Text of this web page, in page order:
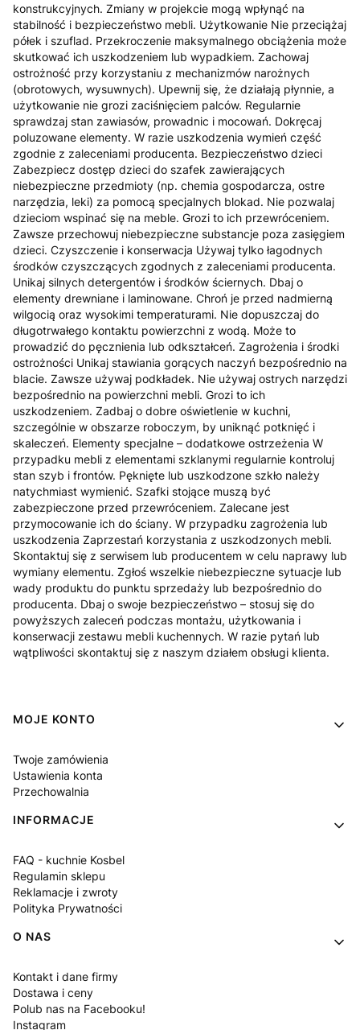
konstrukcyjnych. Zmiany w projekcie mogą wpłynąć na
stabilność i bezpieczeństwo mebli. Użytkowanie Nie przeciążaj
półek i szuflad. Przekroczenie maksymalnego obciążenia może
skutkować ich uszkodzeniem lub wypadkiem. Zachowaj
ostrożność przy korzystaniu z mechanizmów narożnych
(obrotowych, wysuwnych). Upewnij się, że działają płynnie, a
użytkowanie nie grozi zaciśnięciem palców. Regularnie
sprawdzaj stan zawiasów, prowadnic i mocowań. Dokręcaj
poluzowane elementy. W razie uszkodzenia wymień część
zgodnie z zaleceniami producenta. Bezpieczeństwo dzieci
Zabezpiecz dostęp dzieci do szafek zawierających
niebezpieczne przedmioty (np. chemia gospodarcza, ostre
narzędzia, leki) za pomocą specjalnych blokad. Nie pozwalaj
dzieciom wspinać się na meble. Grozi to ich przewróceniem.
Zawsze przechowuj niebezpieczne substancje poza zasięgiem
dzieci. Czyszczenie i konserwacja Używaj tylko łagodnych
środków czyszczących zgodnych z zaleceniami producenta.
Unikaj silnych detergentów i środków ściernych. Dbaj o
elementy drewniane i laminowane. Chroń je przed nadmierną
wilgocią oraz wysokimi temperaturami. Nie dopuszczaj do
długotrwałego kontaktu powierzchni z wodą. Może to
prowadzić do pęcznienia lub odkształceń. Zagrożenia i środki
ostrożności Unikaj stawiania gorących naczyń bezpośrednio na
blacie. Zawsze używaj podkładek. Nie używaj ostrych narzędzi
bezpośrednio na powierzchni mebli. Grozi to ich
uszkodzeniem. Zadbaj o dobre oświetlenie w kuchni,
szczególnie w obszarze roboczym, by uniknąć potknięć i
skaleczeń. Elementy specjalne – dodatkowe ostrzeżenia W
przypadku mebli z elementami szklanymi regularnie kontroluj
stan szyb i frontów. Pęknięte lub uszkodzone szkło należy
natychmiast wymienić. Szafki stojące muszą być
zabezpieczone przed przewróceniem. Zalecane jest
przymocowanie ich do ściany. W przypadku zagrożenia lub
uszkodzenia Zaprzestań korzystania z uszkodzonych mebli.
Skontaktuj się z serwisem lub producentem w celu naprawy lub
wymiany elementu. Zgłoś wszelkie niebezpieczne sytuacje lub
wady produktu do punktu sprzedaży lub bezpośrednio do
producenta. Dbaj o swoje bezpieczeństwo – stosuj się do
powyższych zaleceń podczas montażu, użytkowania i
konserwacji zestawu mebli kuchennych. W razie pytań lub
wątpliwości skontaktuj się z naszym działem obsługi klienta.
Linki w stopce
MOJE KONTO
Twoje zamówienia
Ustawienia konta
Przechowalnia
INFORMACJE
FAQ - kuchnie Kosbel
Regulamin sklepu
Reklamacje i zwroty
Polityka Prywatności
O NAS
Kontakt i dane firmy
Dostawa i ceny
Polub nas na Facebooku!
Instagram